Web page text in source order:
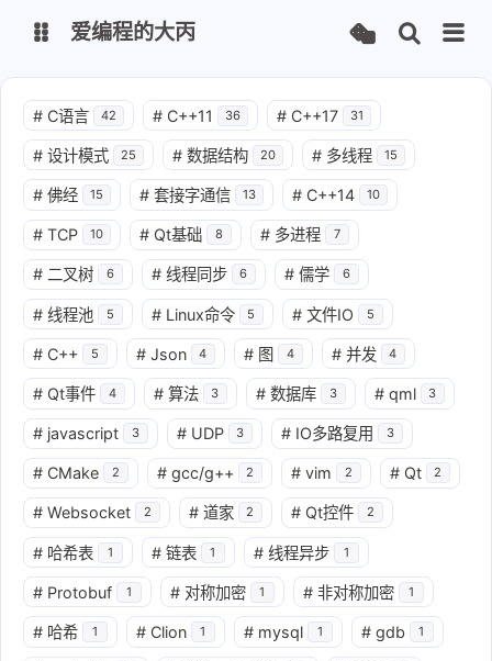
英文版 中文版
大丙课堂 微信公众号
QQ交流群 微信
留言板 码云
了凡四训 俞静公遇灶神记
心经 金刚经
地藏经 道德经
爱编程的大丙
# C语言 42 # C++11 36 # C++17 31
# 设计模式 25 # 数据结构 20 # 多线程 15
# 佛经 15 # 套接字通信 13 # C++14 10
# TCP 10 # Qt基础 8 # 多进程 7
# 二叉树 6 # 线程同步 6 # 儒学 6
# 线程池 5 # Linux命令 5 # 文件IO 5
# C++ 5 # Json 4 # 图 4 # 并发 4
# Qt事件 4 # 算法 3 # 数据库 3 # qml 3
# javascript 3 # UDP 3 # IO多路复用 3
# CMake 2 # gcc/g++ 2 # vim 2 # Qt 2
# Websocket 2 # 道家 2 # Qt控件 2
# 哈希表 1 # 链表 1 # 线程异步 1
# Protobuf 1 # 对称加密 1 # 非对称加密 1
# 哈希 1 # Clion 1 # mysql 1 # gdb 1